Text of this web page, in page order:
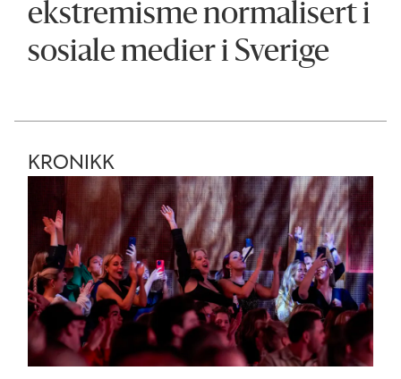
ekstremisme normalisert i
sosiale medier i Sverige
KRONIKK